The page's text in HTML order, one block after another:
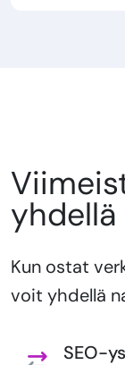
yhdellä
Kun ostat
voit yhdellä
SEO-